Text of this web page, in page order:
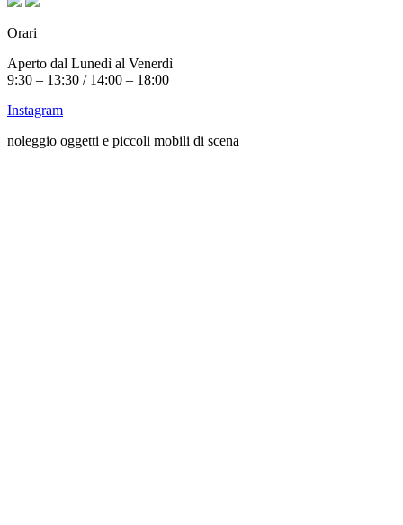
Orari
Aperto dal Lunedì al Venerdì
9:30 – 13:30 / 14:00 – 18:00
Instagram
noleggio oggetti e piccoli mobili di scena